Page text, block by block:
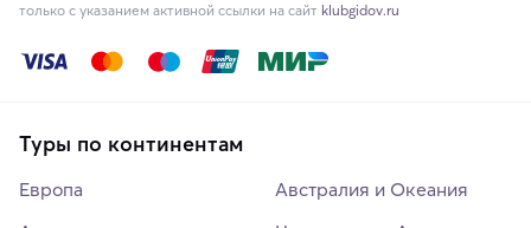
только с указанием активной ссылки на сайт klubgidov.ru
Туры по континентам
Европа
Австралия и Океания